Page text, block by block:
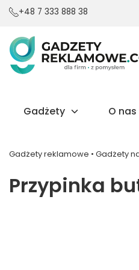
+48 7 333 888 38
Gadżety O nas
Gadżety reklamowe • Gadżety
Przypinka